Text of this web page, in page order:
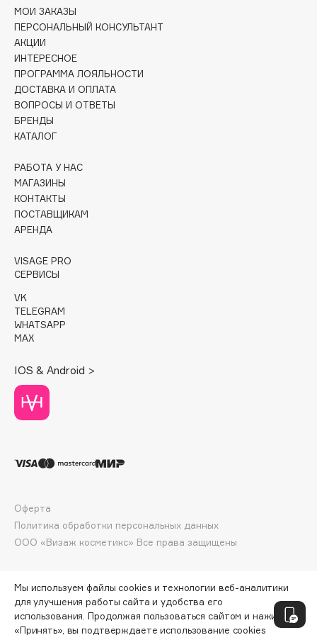
Collagenina
Consly
Corimo
Cottolina
Crescina
Cunzite
D
d'Alba
DARLING*
Davines
Deonica
Dior
Divage
Dolce & Gabbana
DP Daily Perfection
Dr.Althea
Dr.Ceuracle
Dr.Jart+
Dyson
МОИ ЗАКАЗЫ
ПЕРСОНАЛЬНЫЙ КОНСУЛЬТАНТ
АКЦИИ
ИНТЕРЕСНОЕ
ПРОГРАММА ЛОЯЛЬНОСТИ
ДОСТАВКА И ОПЛАТА
ВОПРОСЫ И ОТВЕТЫ
БРЕНДЫ
КАТАЛОГ
РАБОТА У НАС
МАГАЗИНЫ
КОНТАКТЫ
ПОСТАВЩИКАМ
АРЕНДА
VISAGE PRO
СЕРВИСЫ
VK
TELEGRAM
WHATSAPP
MAX
IOS & Android >
ООО «Визаж косметикс» Все права защищены
Оферта
Политика обработки персональных данных
Мы используем файлы cookies и технологии веб-аналитики
для улучшения работы сайта и удобства его
использования. Продолжая пользоваться сайтом и нажимая
«Принять», вы подтверждаете использование cookies